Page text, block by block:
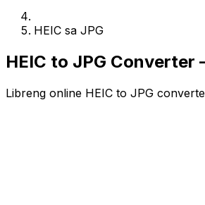
HEIC sa JPG
HEIC to JPG
Libreng online HEIC to JPG